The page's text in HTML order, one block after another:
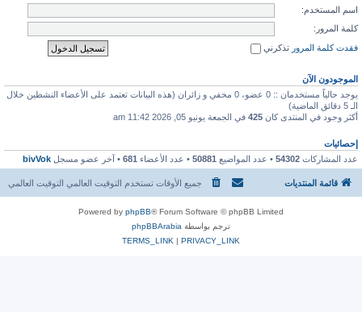
اسم المستخدم:
كلمة المرور:
فقدت كلمة المرور تذكرني
الموجودون الآن
يوجد حالياً مستخدمان :: 0 عضو، 0 مخفي و زائران (هذه البيانات تعتمد على الأعضاء النشطين خلال
الـ 5 دقائق الماضية)
أكثر وجود في المنتدى كان 425 في الجمعة يونيو 05, 2026 11:42 am
إحصائيات
عدد المشاركات 54302 • عدد المواضيع 50881 • عدد الأعضاء 681 • آخر عضو مسجل bivVok
قائمة المنتديات جميع الأوقات تستخدم التوقيت العالمي التوقيت العالمي
Powered by phpBB® Forum Software © phpBB Limited
ترجم بواسطة phpBBArabia
PRIVACY_LINK
|
TERMS_LINK